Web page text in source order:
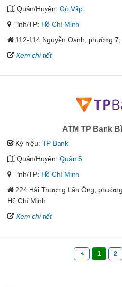
Quận/Huyện: Gò Vấp
Tỉnh/TP: Hồ Chí Minh
112-114 Nguyễn Oanh, phường
Xem chi tiết
ATM TP Bank
Ký hiệu: TP Bank
Quận/Huyện: Quận 5
Tỉnh/TP: Hồ Chí Minh
224 Hải Thượng Lãn Ông,
Hồ Chí Minh
Xem chi tiết
1 2